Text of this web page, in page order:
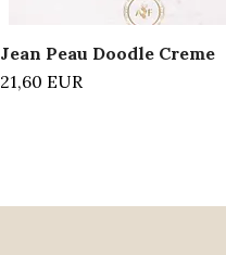
Jean Peau Doodle Creme
21,60 EUR